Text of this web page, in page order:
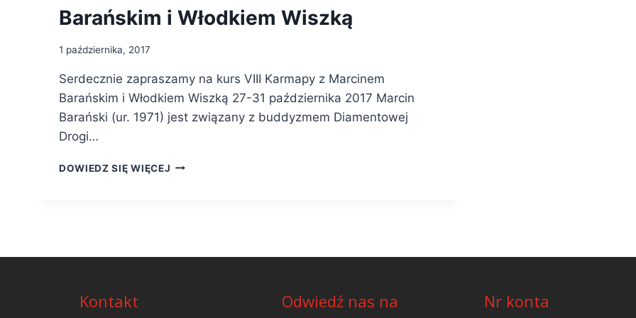
Barańskim i Włodkiem Wiszką
1 października, 2017
Serdecznie zapraszamy na kurs VIII Karmapy z Marcinem
Barańskim i Włodkiem Wiszką 27-31 października 2017 Marcin
Barański (ur. 1971) jest związany z buddyzmem Diamentowej
Drogi…
DOWIEDZ SIĘ WIĘCEJ
Kontakt
Odwiedź nas na
Nr konta